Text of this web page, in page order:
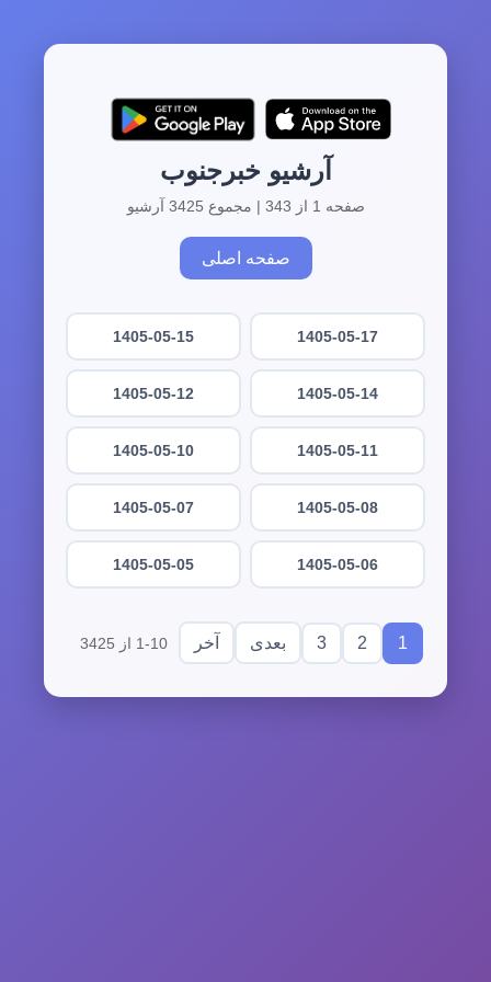
آرشیو خبرجنوب
صفحه 1 از 343 | مجموع 3425 آرشیو
صفحه اصلی
1405-05-17
1405-05-15
1405-05-14
1405-05-12
1405-05-11
1405-05-10
1405-05-08
1405-05-07
1405-05-06
1405-05-05
1
2
3 بعدی آخر 1-10 از 3425